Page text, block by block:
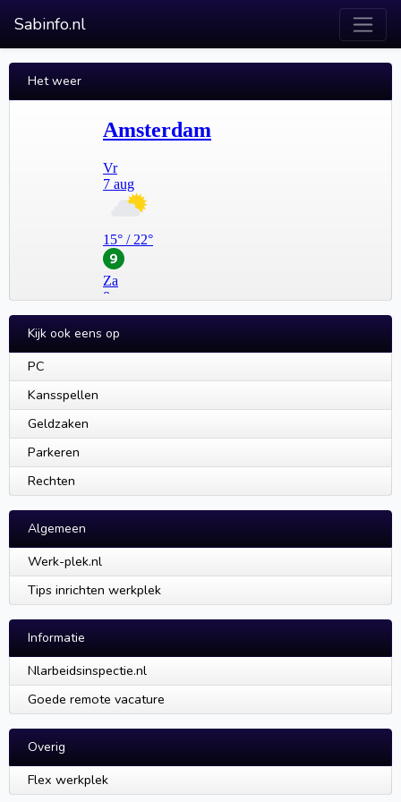
Sabinfo.nl
Het weer
Kijk ook eens op
PC
Kansspellen
Geldzaken
Parkeren
Rechten
Algemeen
Werk-plek.nl
Tips inrichten werkplek
Informatie
Nlarbeidsinspectie.nl
Goede remote vacature
Overig
Flex werkplek